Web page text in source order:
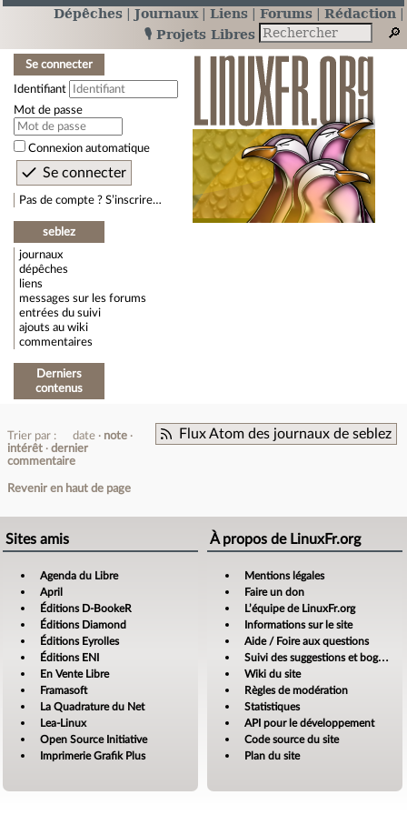
Dépêches Journaux Liens Forums
Rédaction
🎙️ Projets Libres
Se connecter
Identifiant
Mot de passe
Connexion automatique
Pas de compte ? S’inscrire…
seblez
journaux
dépêches
liens
messages sur les forums
entrées du suivi
ajouts au wiki
commentaires
Derniers
contenus
Flux Atom des journaux de seblez
Trier par : date
note
intérêt
dernier
commentaire
Revenir en haut de page
Sites amis
Agenda du Libre
April
Éditions D-BookeR
Éditions Diamond
Éditions Eyrolles
Éditions ENI
En Vente Libre
Framasoft
La Quadrature du Net
Lea-Linux
Open Source Initiative
Imprimerie Grafik Plus
À propos de LinuxFr.org
Mentions légales
Faire un don
L’équipe de LinuxFr.org
Informations sur le site
Aide / Foire aux questions
Suivi des suggestions et bogues
Wiki du site
Règles de modération
Statistiques
API pour le développement
Code source du site
Plan du site